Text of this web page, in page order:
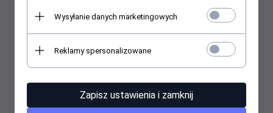
11,00PLN 8,00PLN
Wysyłanie danych marketingowych
Reklamy spersonalizowane
Zapisz ustawienia i zamknij